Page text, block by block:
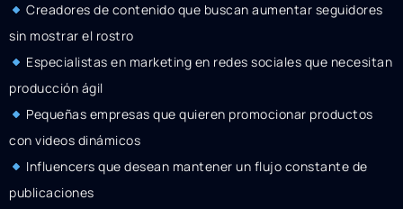
Creadores de contenido que buscan aumentar seguidores
sin mostrar el rostro
Especialistas en marketing en redes sociales que necesitan
producción ágil
Pequeñas empresas que quieren promocionar productos
con videos dinámicos
Influencers que desean mantener un flujo constante de
publicaciones